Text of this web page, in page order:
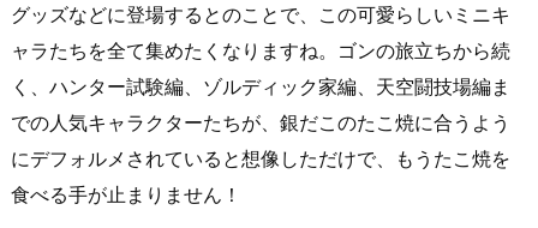
グッズなどに登場するとのことで、この可愛らしいミニキ
ャラたちを全て集めたくなりますね。ゴンの旅立ちから続
く、ハンター試験編、ゾルディック家編、天空闘技場編ま
での人気キャラクターたちが、銀だこのたこ焼に合うよう
にデフォルメされていると想像しただけで、もうたこ焼を
食べる手が止まりません！